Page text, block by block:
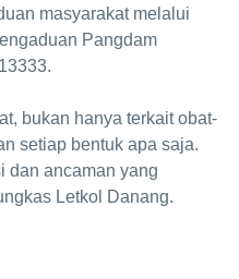
masyarakat melalui
Pangdam
bukan hanya terkait obat-
setiap bentuk apa saja.
dan ancaman yang
Letkol Danang.